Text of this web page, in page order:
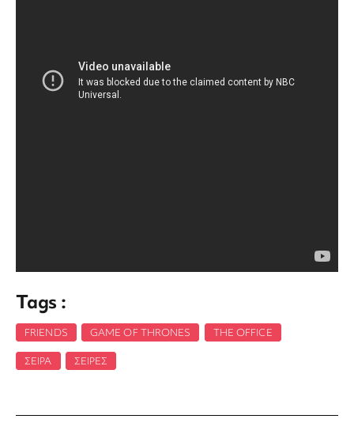
Tags :
FRIENDS GAME OF THRONES THE OFFICE
ΣΕΙΡΑ ΣΕΙΡΈΣ